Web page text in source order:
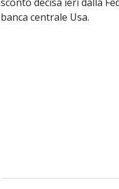
banca centrale Usa.